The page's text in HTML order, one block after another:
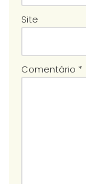
Site
Comentário *